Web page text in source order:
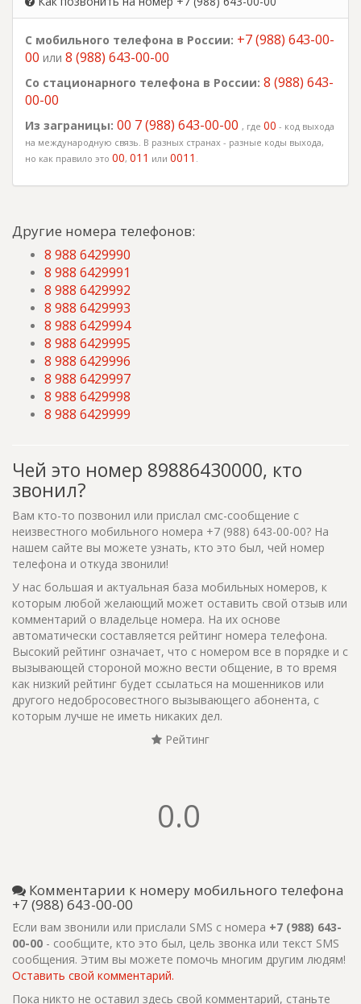
С мобильного телефона в России: +7 (988) 643-00-
00 или 8 (988) 643-00-00
Со стационарного телефона в России: 8 (988) 643-
00-00
Из заграницы: 00 7 (988) 643-00-00 , где 00 - код выхода
на международную связь. В разных странах - разные коды выхода,
но как правило это 00, 011 или 0011 .
Другие номера телефонов:
8 988 6429990
8 988 6429991
8 988 6429992
8 988 6429993
8 988 6429994
8 988 6429995
8 988 6429996
8 988 6429997
8 988 6429998
8 988 6429999
Чей это номер 89886430000, кто
звонил?
Вам кто-то позвонил или прислал смс-сообщение с
неизвестного мобильного номера +7 (988) 643-00-00? На
нашем сайте вы можете узнать, кто это был, чей номер
телефона и откуда звонили!
У нас большая и актуальная база мобильных номеров, к
которым любой желающий может оставить свой отзыв или
комментарий о владельце номера. На их основе
автоматически составляется рейтинг номера телефона.
Высокий рейтинг означает, что с номером все в порядке и с
вызывающей стороной можно вести общение, в то время
как низкий рейтинг будет ссылаться на мошенников или
другого недобросовестного вызывающего абонента, с
которым лучше не иметь никаких дел.
Рейтинг
0.0
Комментарии к номеру мобильного телефона
+7 (988) 643-00-00
Если вам звонили или прислали SMS с номера +7 (988) 643-
00-00 - сообщите, кто это был, цель звонка или текст SMS
сообщения. Этим вы можете помочь многим другим людям!
Оставить свой комментарий.
Пока никто не оставил здесь свой комментарий, станьте